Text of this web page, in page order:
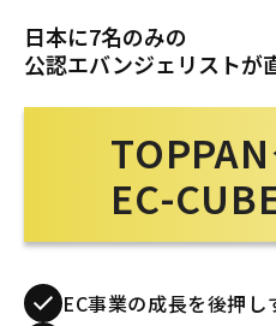
日本に7名のみの
公認エバンジェリストが
EC-
EC事業の成長を後押し